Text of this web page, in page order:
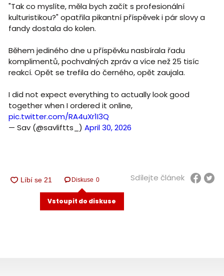
"Tak co myslíte, měla bych začít s profesionální
kulturistikou?" opatřila pikantní příspěvek i pár slovy a
fandy dostala do kolen.
Během jediného dne u příspěvku nasbírala řadu
komplimentů, pochvalných zpráv a více než 25 tisíc
reakcí. Opět se trefila do černého, opět zaujala.
I did not expect everything to actually look good
together when I ordered it online,
pic.twitter.com/RA4uXr1I3Q
— Sav (@savliftts_) April 30, 2026
Diskuse 0
Vstoupit do diskuse
Sdílejte článek